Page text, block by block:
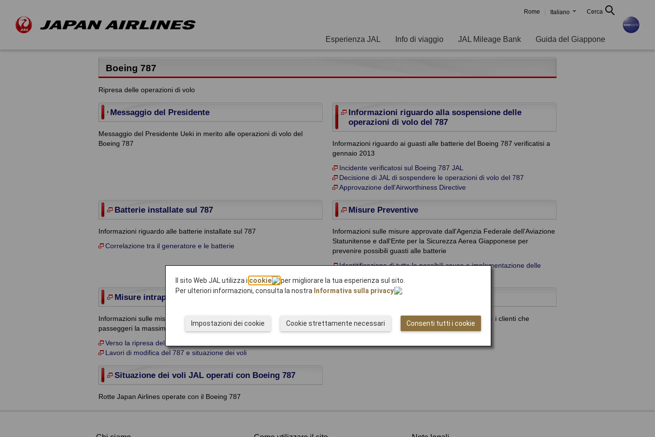
Rome Italiano Cerca
Esperienza JAL Info di viaggio JAL Mileage Bank Guida del Giappone
Boeing 787
Ripresa delle operazioni di volo
Messaggio del Presidente
Messaggio del Presidente Ueki in merito alle operazioni di volo del
Boeing 787
Informazioni riguardo alla sospensione delle
operazioni di volo del 787
Informazioni riguardo ai guasti alle batterie del Boeing 787 verificatisi a
gennaio 2013
Incidente verificatosi sul Boeing 787 JAL
Decisione di JAL di sospendere le operazioni di volo del 787
Approvazione dell'Airworthiness Directive
Batterie installate sul 787
Informazioni riguardo alle batterie installate sul 787
Correlazione tra il generatore e le batterie
Misure Preventive
Informazioni sulle misure approvate dall'Agenzia Federale dell'Aviazione
Statunitense e dall'Ente per la Sicurezza Aerea Giapponese per
prevenire possibili guasti alle batterie
Identitificazione di tutte le possibili cause e implementazione delle
Misure intraprese da JAL
Informazioni sulle misure intraprese da JAL per garantire ai nostri
passeggeri la massima sicurezza a bordo degli aerei JAL
Verso la ripresa delle operazioni di volo del Boeing 787
Lavori di modifica del 787 e situazione dei voli
Le vostre domande
Domande e risposte in merito al 787 per rassicurare i clienti che
Situazione dei voli JAL operati con Boeing 787
Rotte Japan Airlines operate con il Boeing 787
Il sito Web JAL utilizza i cookie
per migliorare la tua esperienza sul sito.
Per ulteriori informazioni, consulta la nostra Informativa sulla privacy .
Consenti tutti i cookie
Cookie strettamente necessari
Impostazioni dei cookie